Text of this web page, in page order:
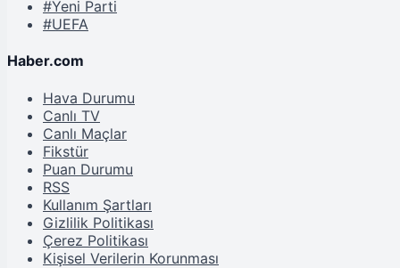
#Yeni Parti
#UEFA
Haber.com
Hava Durumu
Canlı TV
Canlı Maçlar
Fikstür
Puan Durumu
RSS
Kullanım Şartları
Gizlilik Politikası
Çerez Politikası
Kişisel Verilerin Korunması